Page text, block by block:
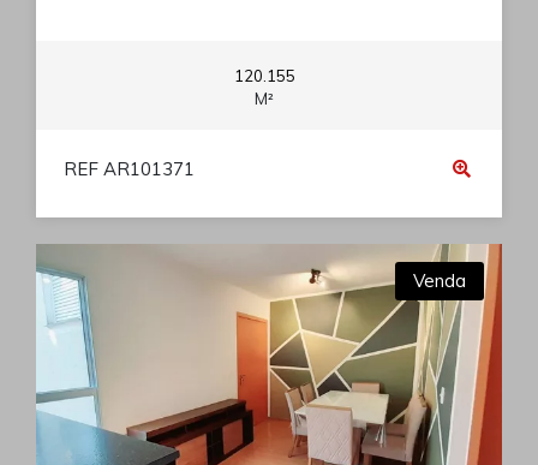
120.155
M²
REF AR101371
Venda